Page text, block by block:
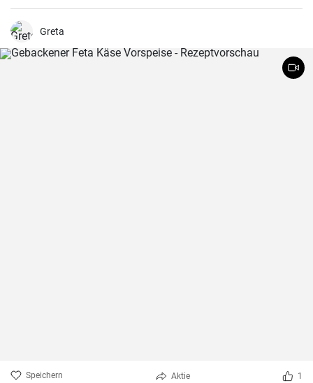
Das Rezept stammt aus dem Burgund, der Heimat des berühmten
gleichnamigen Rotweins, wo das Rindfleisch langsam gegart wird.
Greta
Speichern Aktie 1